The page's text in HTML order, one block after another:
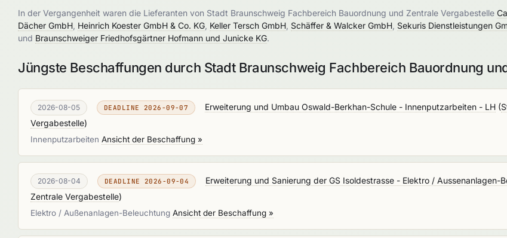
In der Vergangenheit waren die Lieferanten von Stadt Braunschweig Fachbereich Bauordnung und Zentrale Vergabestelle
Dächer GmbH Heinrich Koester GmbH & Co. KG Keller Tersch GmbH Schäffer & Walcker GmbH Sekuris Dienstleistungen
und Braunschweiger Friedhofsgärtner Hofmann und Junicke KG.
Jüngste Beschaffungen durch Stadt Braunschweig Fachbereich Bauordnung
2026-08-05 DEADLINE 2026-09-07 Erweiterung und Umbau Oswald-Berkhan-Schule - Innenputzarbeiten - LH (
Vergabestelle)
Innenputzarbeiten Ansicht der Beschaffung »
2026-08-04 DEADLINE 2026-09-04 Erweiterung und Sanierung der GS Isoldestrasse - Elektro / Aussenanlagen-
Zentrale Vergabestelle)
Elektro / Außenanlagen-Beleuchtung Ansicht der Beschaffung »